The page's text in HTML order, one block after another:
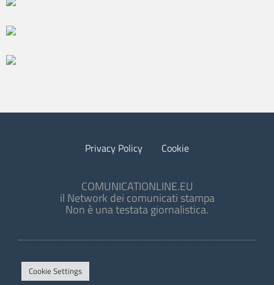
Privacy Policy Cookie
COMUNICATIONLINE.EU
il Network dei comunicati stampa
Non è una testata giornalistica.
Cookie Settings